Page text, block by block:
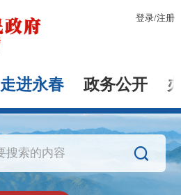
登录/注册
走进永春 政务公开
